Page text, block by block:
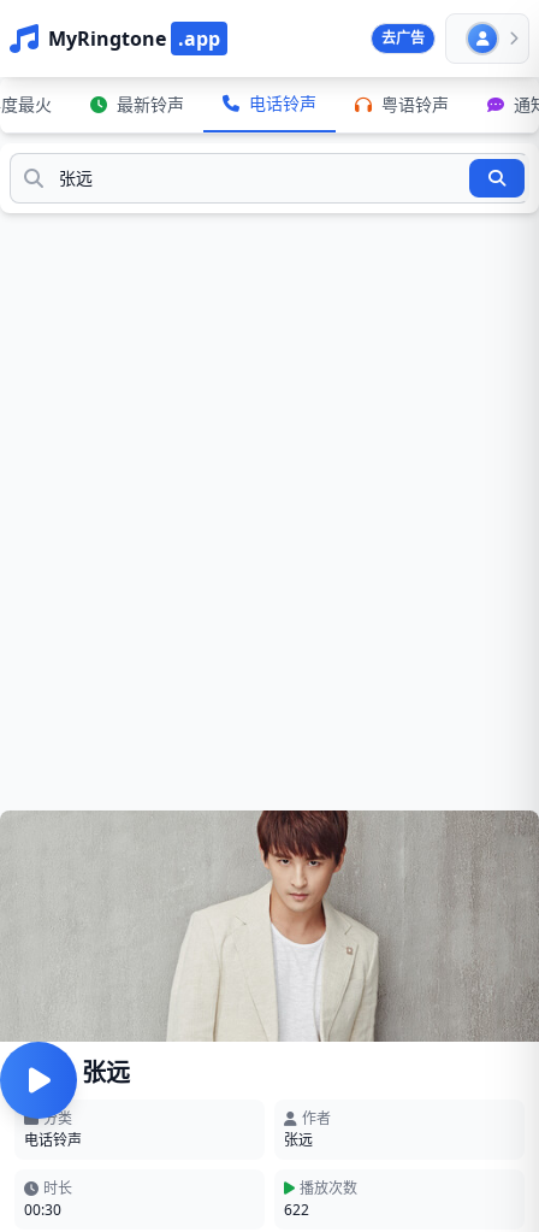
MyRingtone .app 去广告
最火 最新铃声 电话铃声 粤语铃声 通
嘉宾 - 张远
分类
电话铃声
作者
张远
时长
00:30
播放次数
622